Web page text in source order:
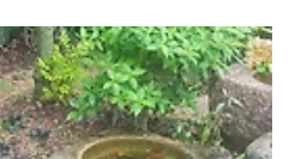
60만원150 화강암 표주박
110cm 120만원136 화강암 돌물확
높이 60cm 20만원152-1 바보석등